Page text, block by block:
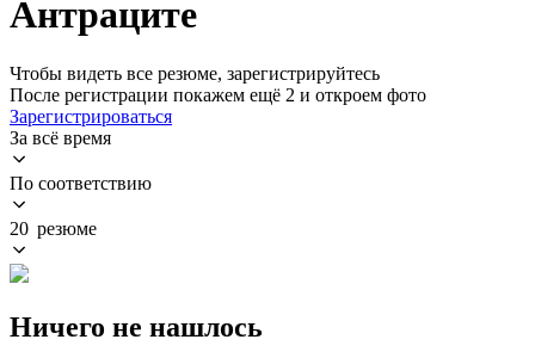
Антраците
Чтобы видеть все резюме, зарегистрируйтесь
После регистрации покажем ещё 2 и откроем фото
Зарегистрироваться
За всё время
По соответствию
20 резюме
Ничего не нашлось